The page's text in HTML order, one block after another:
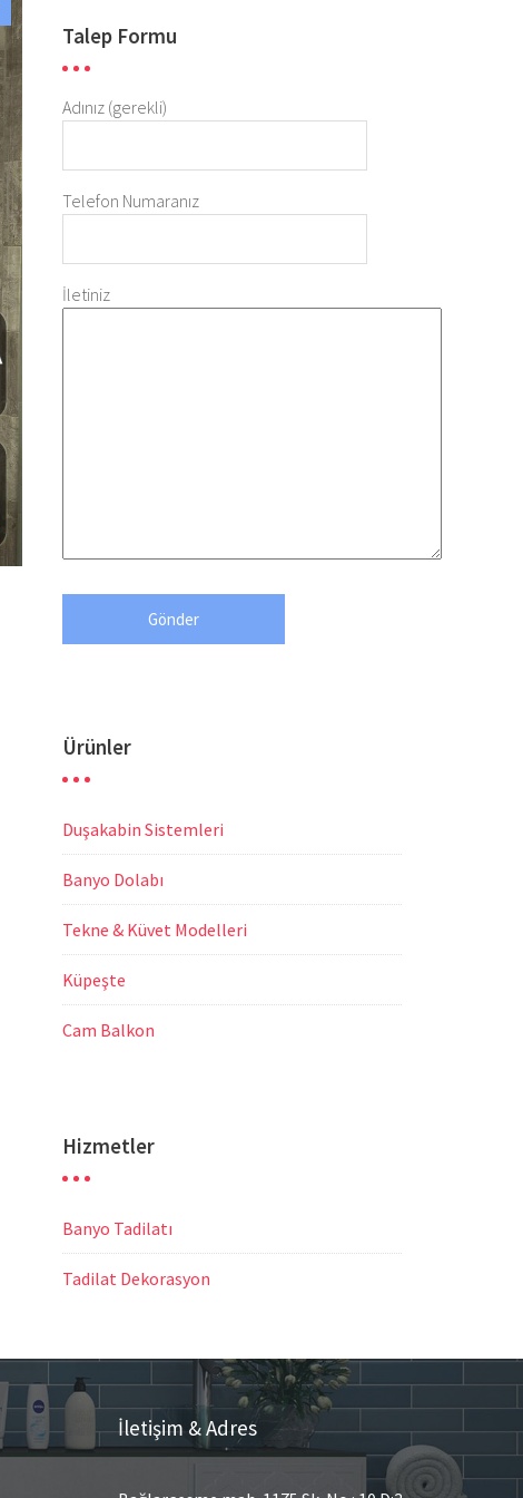
Talep Formu
Adınız (gerekli)
Telefon Numaranız
İletiniz
Ürünler
Duşakabin Sistemleri
Banyo Dolabı
Tekne & Küvet Modelleri
Küpeşte
Cam Balkon
Hizmetler
Banyo Tadilatı
Tadilat Dekorasyon
İletişim & Adres